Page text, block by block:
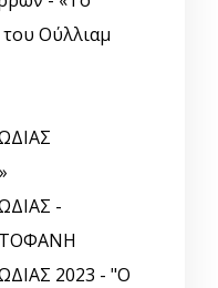
Ούλλιαμ
-
2023 - "Ο